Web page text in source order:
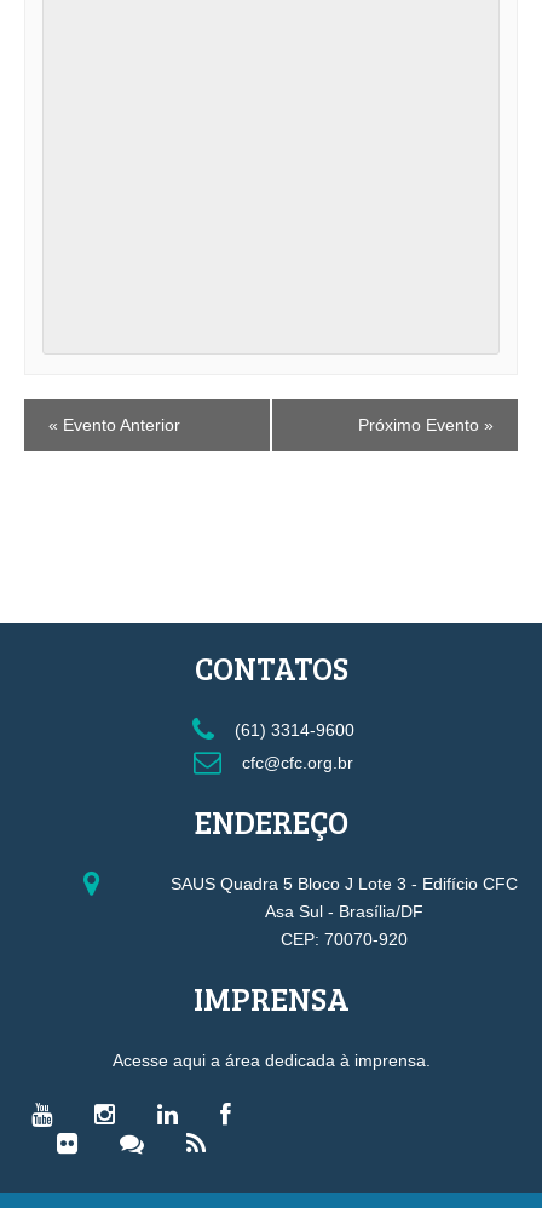
EVENTO
NAVEGAÇÃO
« Evento Anterior Próximo Evento »
CONTATOS
(61) 3314-9600
cfc@cfc.org.br
ENDEREÇO
SAUS Quadra 5 Bloco J Lote 3 - Edifício CFC
Asa Sul - Brasília/DF
CEP: 70070-920
IMPRENSA
Acesse aqui a área dedicada à imprensa.